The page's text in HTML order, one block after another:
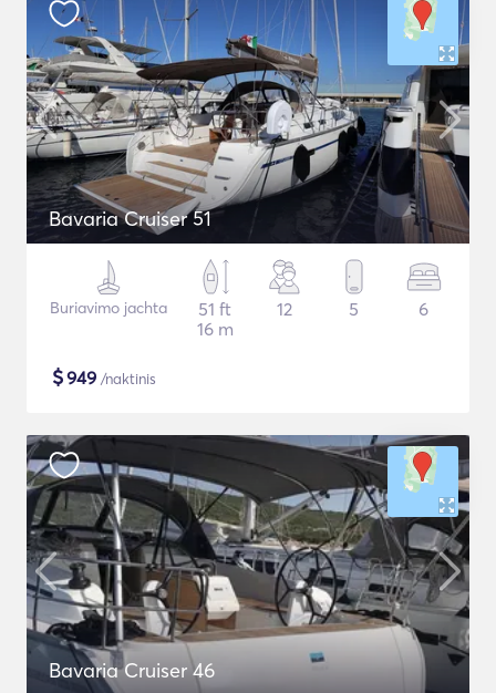
Bavaria Cruiser 51
Buriavimo jachta
51 ft
16 m
12 5 6
$949 /naktinis
Bavaria Cruiser 46